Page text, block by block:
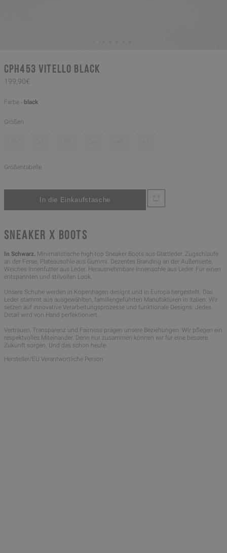
CPH453 vitello black
199,90€
Farbe - black
Größen
Größentabelle
SNEAKER X BOOTS
In Schwarz. Minimalistische high-top Sneaker Boots aus Glattleder. Zugschlaufe
an der Ferse. Plateausohle aus Gummi. Dezentes Branding an der Außenseite.
Weiches Innenfutter aus Leder. Herausnehmbare Innensohle aus Leder. Für einen
entspannten und stilvollen Look.
Unsere Schuhe werden in Kopenhagen designt und in Europa hergestellt. Das
Leder stammt aus ausgewählten, familiengeführten Manufakturen in Italien. Wir
setzen auf innovative Verarbeitungsprozesse und funktionale Designs. Jedes
Detail wird von Hand perfektioniert.
Vertrauen, Transparenz und Fairness prägen unsere Beziehungen. Wir pflegen ein
respektvolles Miteinander. Denn nur zusammen können wir für eine bessere
Zukunft sorgen. Und das schon heute.
Hersteller/EU Verantwortliche Person